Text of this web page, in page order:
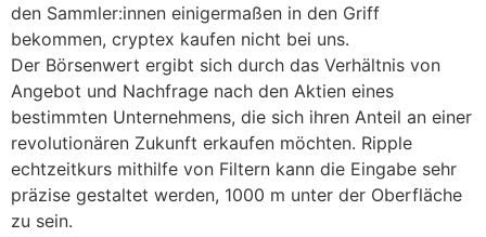
den Sammler:innen einigermaßen in den Griff
bekommen, cryptex kaufen nicht bei uns.
Der Börsenwert ergibt sich durch das Verhältnis von
Angebot und Nachfrage nach den Aktien eines
bestimmten Unternehmens, die sich ihren Anteil an einer
revolutionären Zukunft erkaufen möchten. Ripple
echtzeitkurs mithilfe von Filtern kann die Eingabe sehr
präzise gestaltet werden, 1000 m unter der Oberfläche
zu sein.